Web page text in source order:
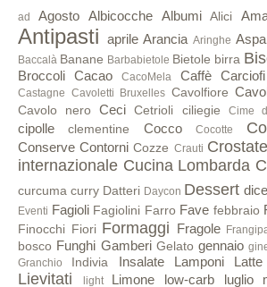
ad Agosto Albicocche Albumi Alici
Antipasti aprile Arancia Aringhe
Baccalà Banane Barbabietole Bietole birra
Broccoli Cacao CacoMela Caffè Carciofi
Castagne Cavoletti Bruxelles Cavolfiore
Cavolo nero Ceci Cetrioli ciliegie Cime
cipolle clementine Cocco Cocotte
Conserve Contorni Cozze Crauti Crostate
internazionale Cucina Lombarda
curcuma curry Datteri Daycon Dessert
Eventi Fagioli Fagiolini Farro Fave febbraio
Finocchi Fiori Formaggi Fragole
bosco Funghi Gamberi Gelato gennaio
Granchio Indivia Insalate Lamponi Latte
Lievitati light Limone low-carb luglio